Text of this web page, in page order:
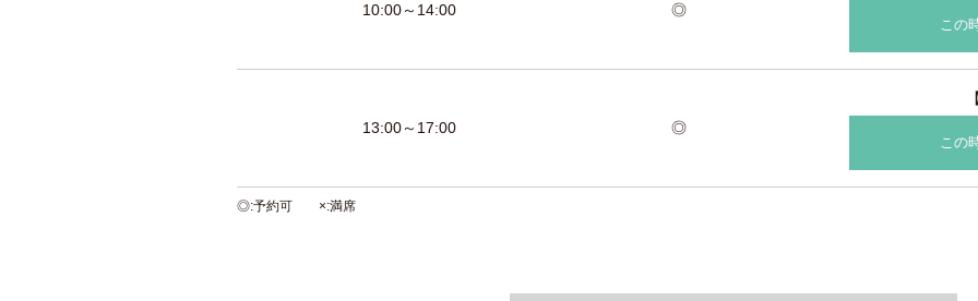
10:00～14:00 ◎
この
13:00～17:00 ◎
この
◎ 予約可 × 満席